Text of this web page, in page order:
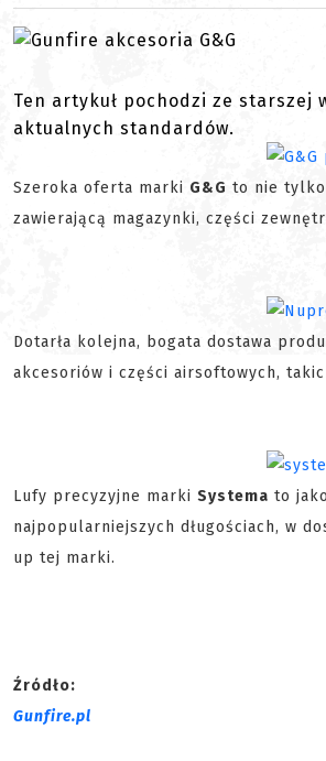
Ten artykuł pochodzi ze starszej
aktualnych standardów.
Szeroka oferta marki G&G to nie tylko
zawierającą magazynki, części
Dotarła kolejna, bogata dostawa
akcesoriów i części airsoftowych,
Lufy precyzyjne marki Systema to
najpopularniejszych długościach, w
up tej marki.
Źródło:
Gunfire.pl